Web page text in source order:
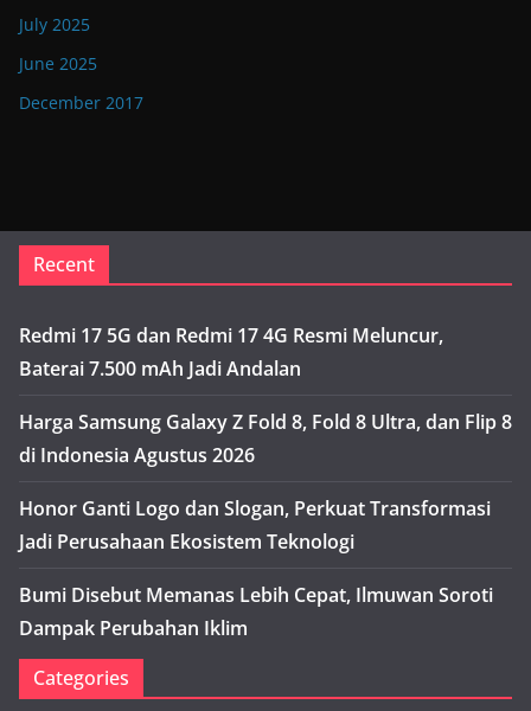
July 2025
June 2025
December 2017
Recent
Redmi 17 5G dan Redmi 17 4G Resmi Meluncur,
Baterai 7.500 mAh Jadi Andalan
Harga Samsung Galaxy Z Fold 8, Fold 8 Ultra, dan Flip 8
di Indonesia Agustus 2026
Honor Ganti Logo dan Slogan, Perkuat Transformasi
Jadi Perusahaan Ekosistem Teknologi
Bumi Disebut Memanas Lebih Cepat, Ilmuwan Soroti
Dampak Perubahan Iklim
Categories